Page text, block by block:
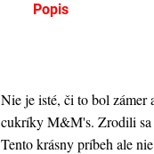
Popis
Nie je isté, či to bol zámer
cukríky M&M's. Zrodili sa
Tento krásny príbeh ale